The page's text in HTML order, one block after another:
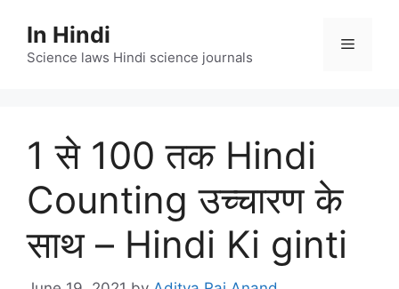
content
In Hindi
Science laws Hindi science journals
Menu
1 से 100 तक Hindi
Counting उच्चारण के
साथ – Hindi Ki ginti